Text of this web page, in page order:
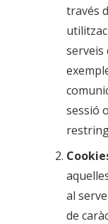
través
serveis
sessió
al
de